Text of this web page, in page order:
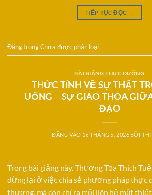
TIẾP TỤC ĐỌC →
Đăng trongChưa được phân loại
BÀI GIẢNG THỰC DƯỠNG
THỨC TỈNH VỀ SỰ THẬT
UỐNG – SỰ GIAO THOA
ĐẠO
ĐĂNG VÀO 16 THÁNG 5, 2026 BỞI
Trong bài giảng này, Thượng Tọa Thích
dừng lại ở việc chia sẻ phương pháp thực
thường, mà còn chỉ ra mối liên hệ mật